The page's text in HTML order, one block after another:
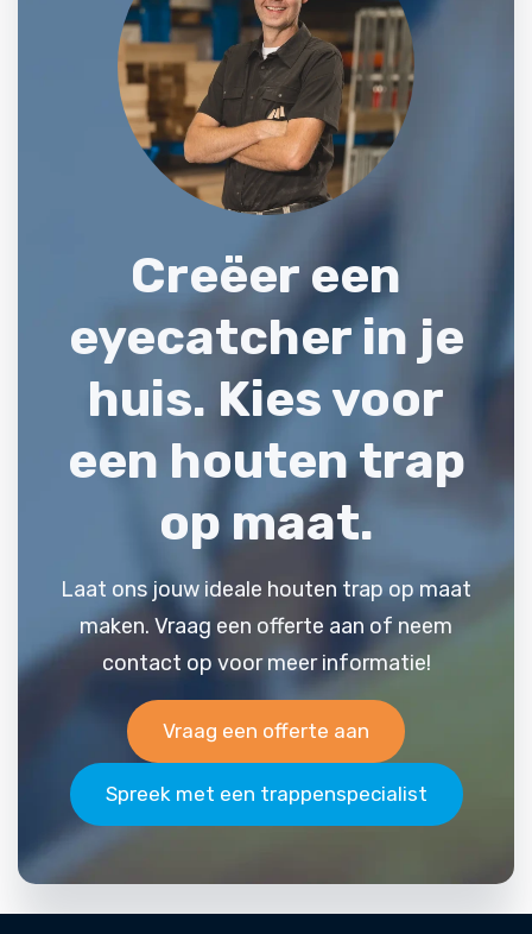
Creëer een
eyecatcher in je
huis. Kies voor
een houten trap
op maat.
Laat ons jouw ideale houten trap op maat
maken. Vraag een offerte aan of neem
contact op voor meer informatie!
Vraag een offerte aan
Spreek met een trappenspecialist